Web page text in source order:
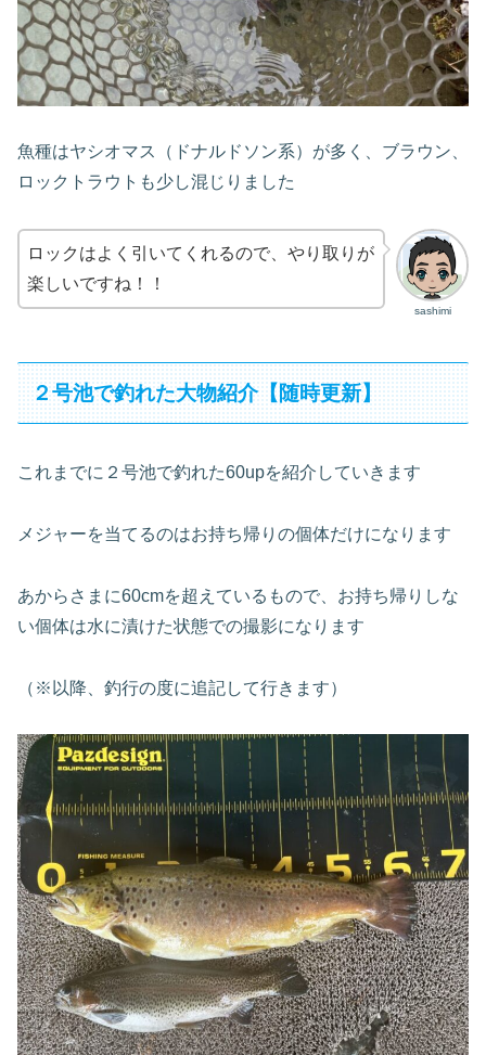
魚種はヤシオマス（ドナルドソン系）が多く、ブラウン、
ロックトラウトも少し混じりました
sashimi
ロックはよく引いてくれるので、やり取りが
楽しいですね！！
２号池で釣れた大物紹介【随時更新】
これまでに２号池で釣れた60upを紹介していきます
メジャーを当てるのはお持ち帰りの個体だけになります
あからさまに60cmを超えているもので、お持ち帰りしな
い個体は水に漬けた状態での撮影になります
（※以降、釣行の度に追記して行きます）